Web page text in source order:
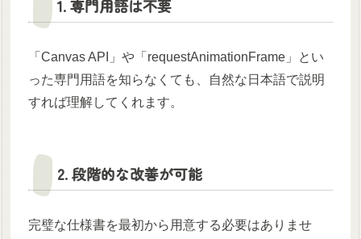
1. 専門用語は不要
「Canvas API」や「requestAnimationFrame」とい
った専門用語を知らなくても、自然な日本語で説明
すれば理解してくれます。
2. 段階的な改善が可能
完璧な仕様書を最初から用意する必要はありませ